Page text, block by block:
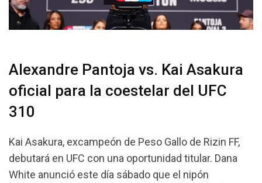
Alexandre Pantoja vs. Kai Asakura
oficial para la coestelar del UFC
310
Kai Asakura, excampeón de Peso Gallo de Rizin FF,
debutará en UFC con una oportunidad titular. Dana
White anunció este día sábado que el nipón